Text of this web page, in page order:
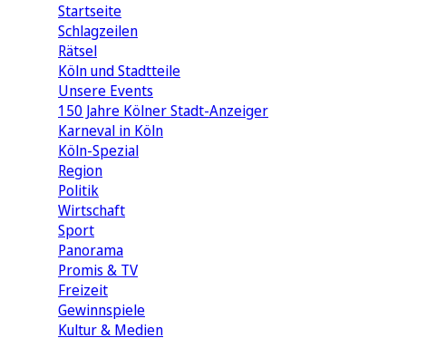
Startseite
Schlagzeilen
Rätsel
Köln und Stadtteile
Unsere Events
150 Jahre Kölner Stadt-Anzeiger
Karneval in Köln
Köln-Spezial
Region
Politik
Wirtschaft
Sport
Panorama
Promis & TV
Freizeit
Gewinnspiele
Kultur & Medien